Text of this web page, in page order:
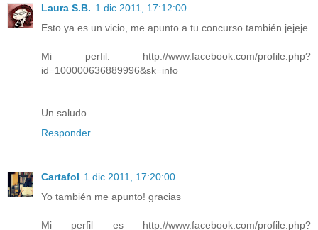
Laura S.B. 1 dic 2011, 17:12:00
Esto ya es un vicio, me apunto a tu concurso también jejeje.
Mi perfil: http://www.facebook.com/profile.php?
id=100000636889996&sk=info
Un saludo.
Responder
Cartafol 1 dic 2011, 17:20:00
Yo también me apunto! gracias
Mi perfil es http://www.facebook.com/profile.php?